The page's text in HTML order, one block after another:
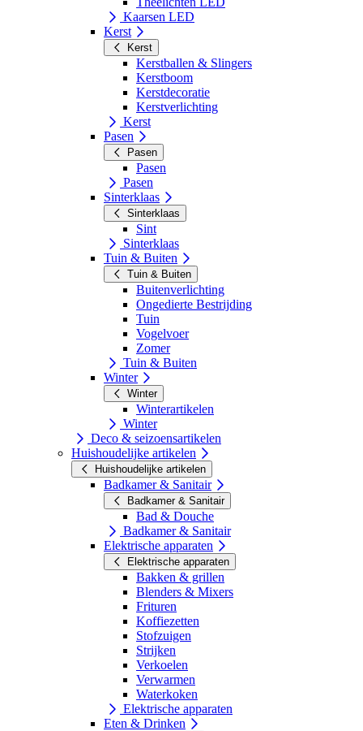
Kaarsen LED
Kerst
Kerst
Kerstballen & Slingers
Kerstboom
Kerstdecoratie
Kerstverlichting
Kerst
Pasen
Pasen
Pasen
Pasen
Sinterklaas
Sinterklaas
Sint
Sinterklaas
Tuin & Buiten
Tuin & Buiten
Buitenverlichting
Ongedierte Bestrijding
Tuin
Vogelvoer
Zomer
Tuin & Buiten
Winter
Winter
Winterartikelen
Winter
Deco & seizoensartikelen
Huishoudelijke artikelen
Huishoudelijke artikelen
Badkamer & Sanitair
Badkamer & Sanitair
Bad & Douche
Badkamer & Sanitair
Elektrische apparaten
Elektrische apparaten
Bakken & grillen
Blenders & Mixers
Frituren
Koffiezetten
Stofzuigen
Strijken
Verkoelen
Verwarmen
Waterkoken
Elektrische apparaten
Eten & Drinken